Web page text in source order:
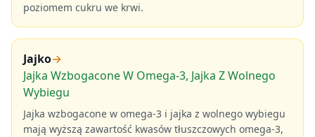
poziomem cukru we krwi.
Jajko→
Jajka Wzbogacone W Omega-3, Jajka Z Wolnego
Wybiegu
Jajka wzbogacone w omega-3 i jajka z wolnego wybiegu
mają wyższą zawartość kwasów tłuszczowych omega-3,